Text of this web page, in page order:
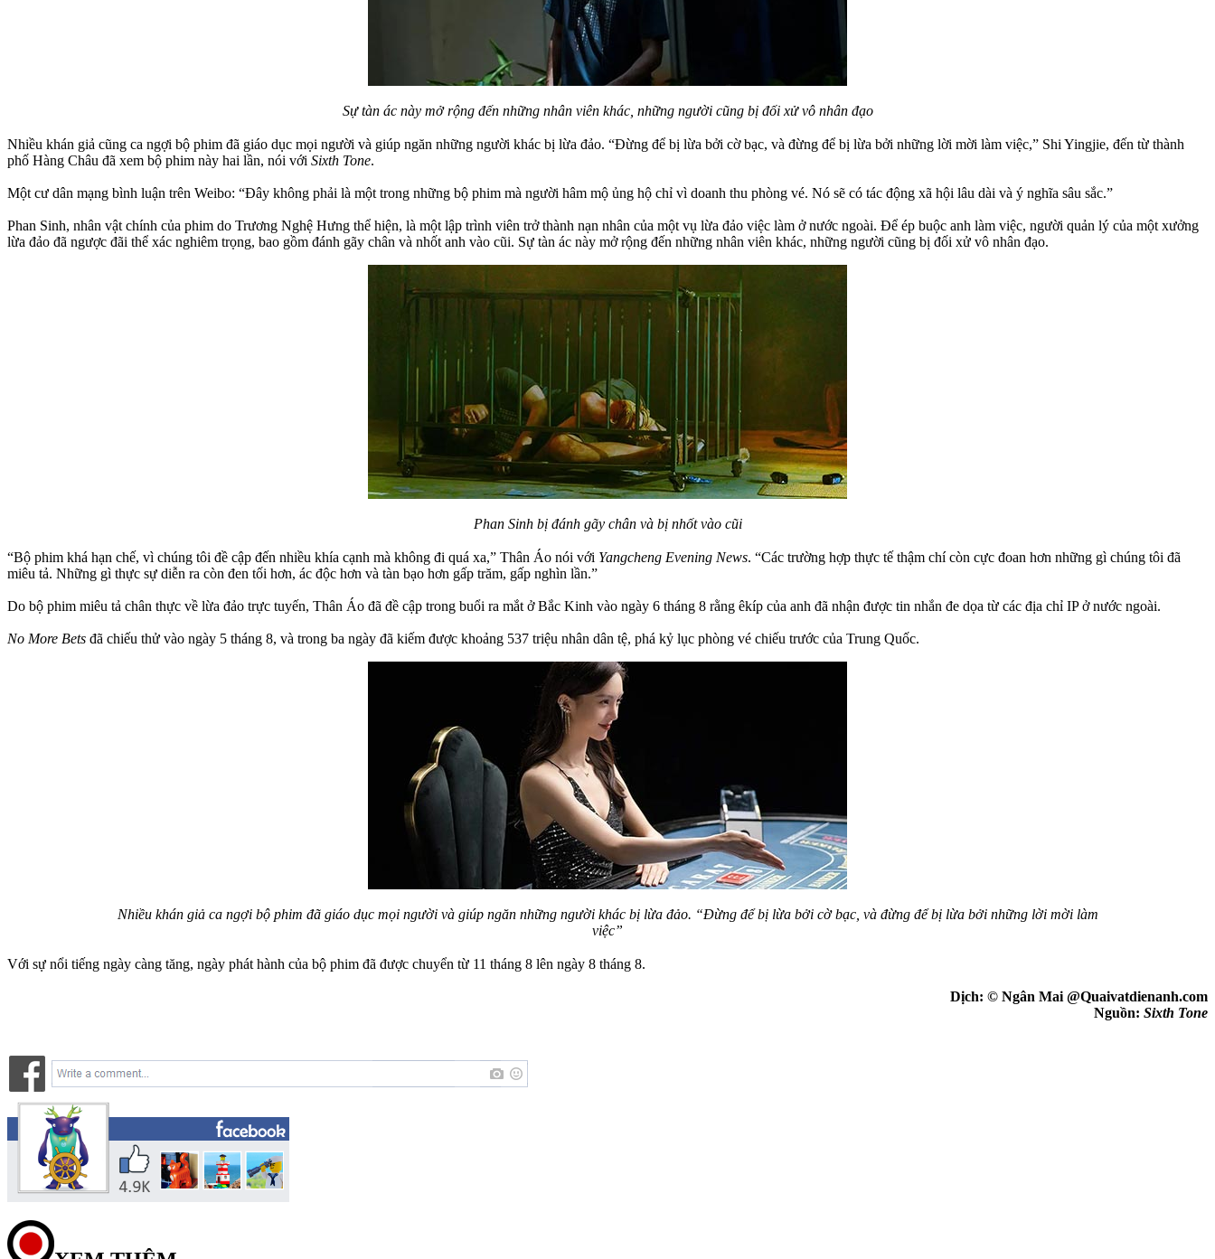
Sự tàn ác này mở rộng đến những nhân viên khác, những người cũng bị đối xử vô nhân đạo
Nhiều khán giả cũng ca ngợi bộ phim đã giáo dục mọi người và giúp ngăn những người khác bị lừa đảo. “Đừng để bị lừa bởi cờ bạc, và đừng để bị lừa bởi những lời mời làm việc,” Shi Yingjie, đến từ thành
phố Hàng Châu đã xem bộ phim này hai lần, nói với Sixth Tone.
Một cư dân mạng bình luận trên Weibo: “Đây không phải là một trong những bộ phim mà người hâm mộ ủng hộ chỉ vì doanh thu phòng vé. Nó sẽ có tác động xã hội lâu dài và ý nghĩa sâu sắc.”
Phan Sinh, nhân vật chính của phim do Trương Nghệ Hưng thể hiện, là một lập trình viên trở thành nạn nhân của một vụ lừa đảo việc làm ở nước ngoài. Để ép buộc anh làm việc, người quản lý của một xưởng
lừa đảo đã ngược đãi thể xác nghiêm trọng, bao gồm đánh gãy chân và nhốt anh vào cũi. Sự tàn ác này mở rộng đến những nhân viên khác, những người cũng bị đối xử vô nhân đạo.
Phan Sinh bị đánh gãy chân và bị nhốt vào cũi
“Bộ phim khá hạn chế, vì chúng tôi đề cập đến nhiều khía cạnh mà không đi quá xa,” Thân Áo nói với Yangcheng Evening News. “Các trường hợp thực tế thậm chí còn cực đoan hơn những gì chúng tôi đã
miêu tả. Những gì thực sự diễn ra còn đen tối hơn, ác độc hơn và tàn bạo hơn gấp trăm, gấp nghìn lần.”
Do bộ phim miêu tả chân thực về lừa đảo trực tuyến, Thân Áo đã đề cập trong buổi ra mắt ở Bắc Kinh vào ngày 6 tháng 8 rằng êkíp của anh đã nhận được tin nhắn đe dọa từ các địa chỉ IP ở nước ngoài.
No More Bets đã chiếu thử vào ngày 5 tháng 8, và trong ba ngày đã kiếm được khoảng 537 triệu nhân dân tệ, phá kỷ lục phòng vé chiếu trước của Trung Quốc.
Nhiều khán giả ca ngợi bộ phim đã giáo dục mọi người và giúp ngăn những người khác bị lừa đảo. “Đừng để bị lừa bởi cờ bạc, và đừng để bị lừa bởi những lời mời làm
việc”
Với sự nổi tiếng ngày càng tăng, ngày phát hành của bộ phim đã được chuyển từ 11 tháng 8 lên ngày 8 tháng 8.
Dịch: © Ngân Mai @Quaivatdienanh.com
Nguồn: Sixth Tone